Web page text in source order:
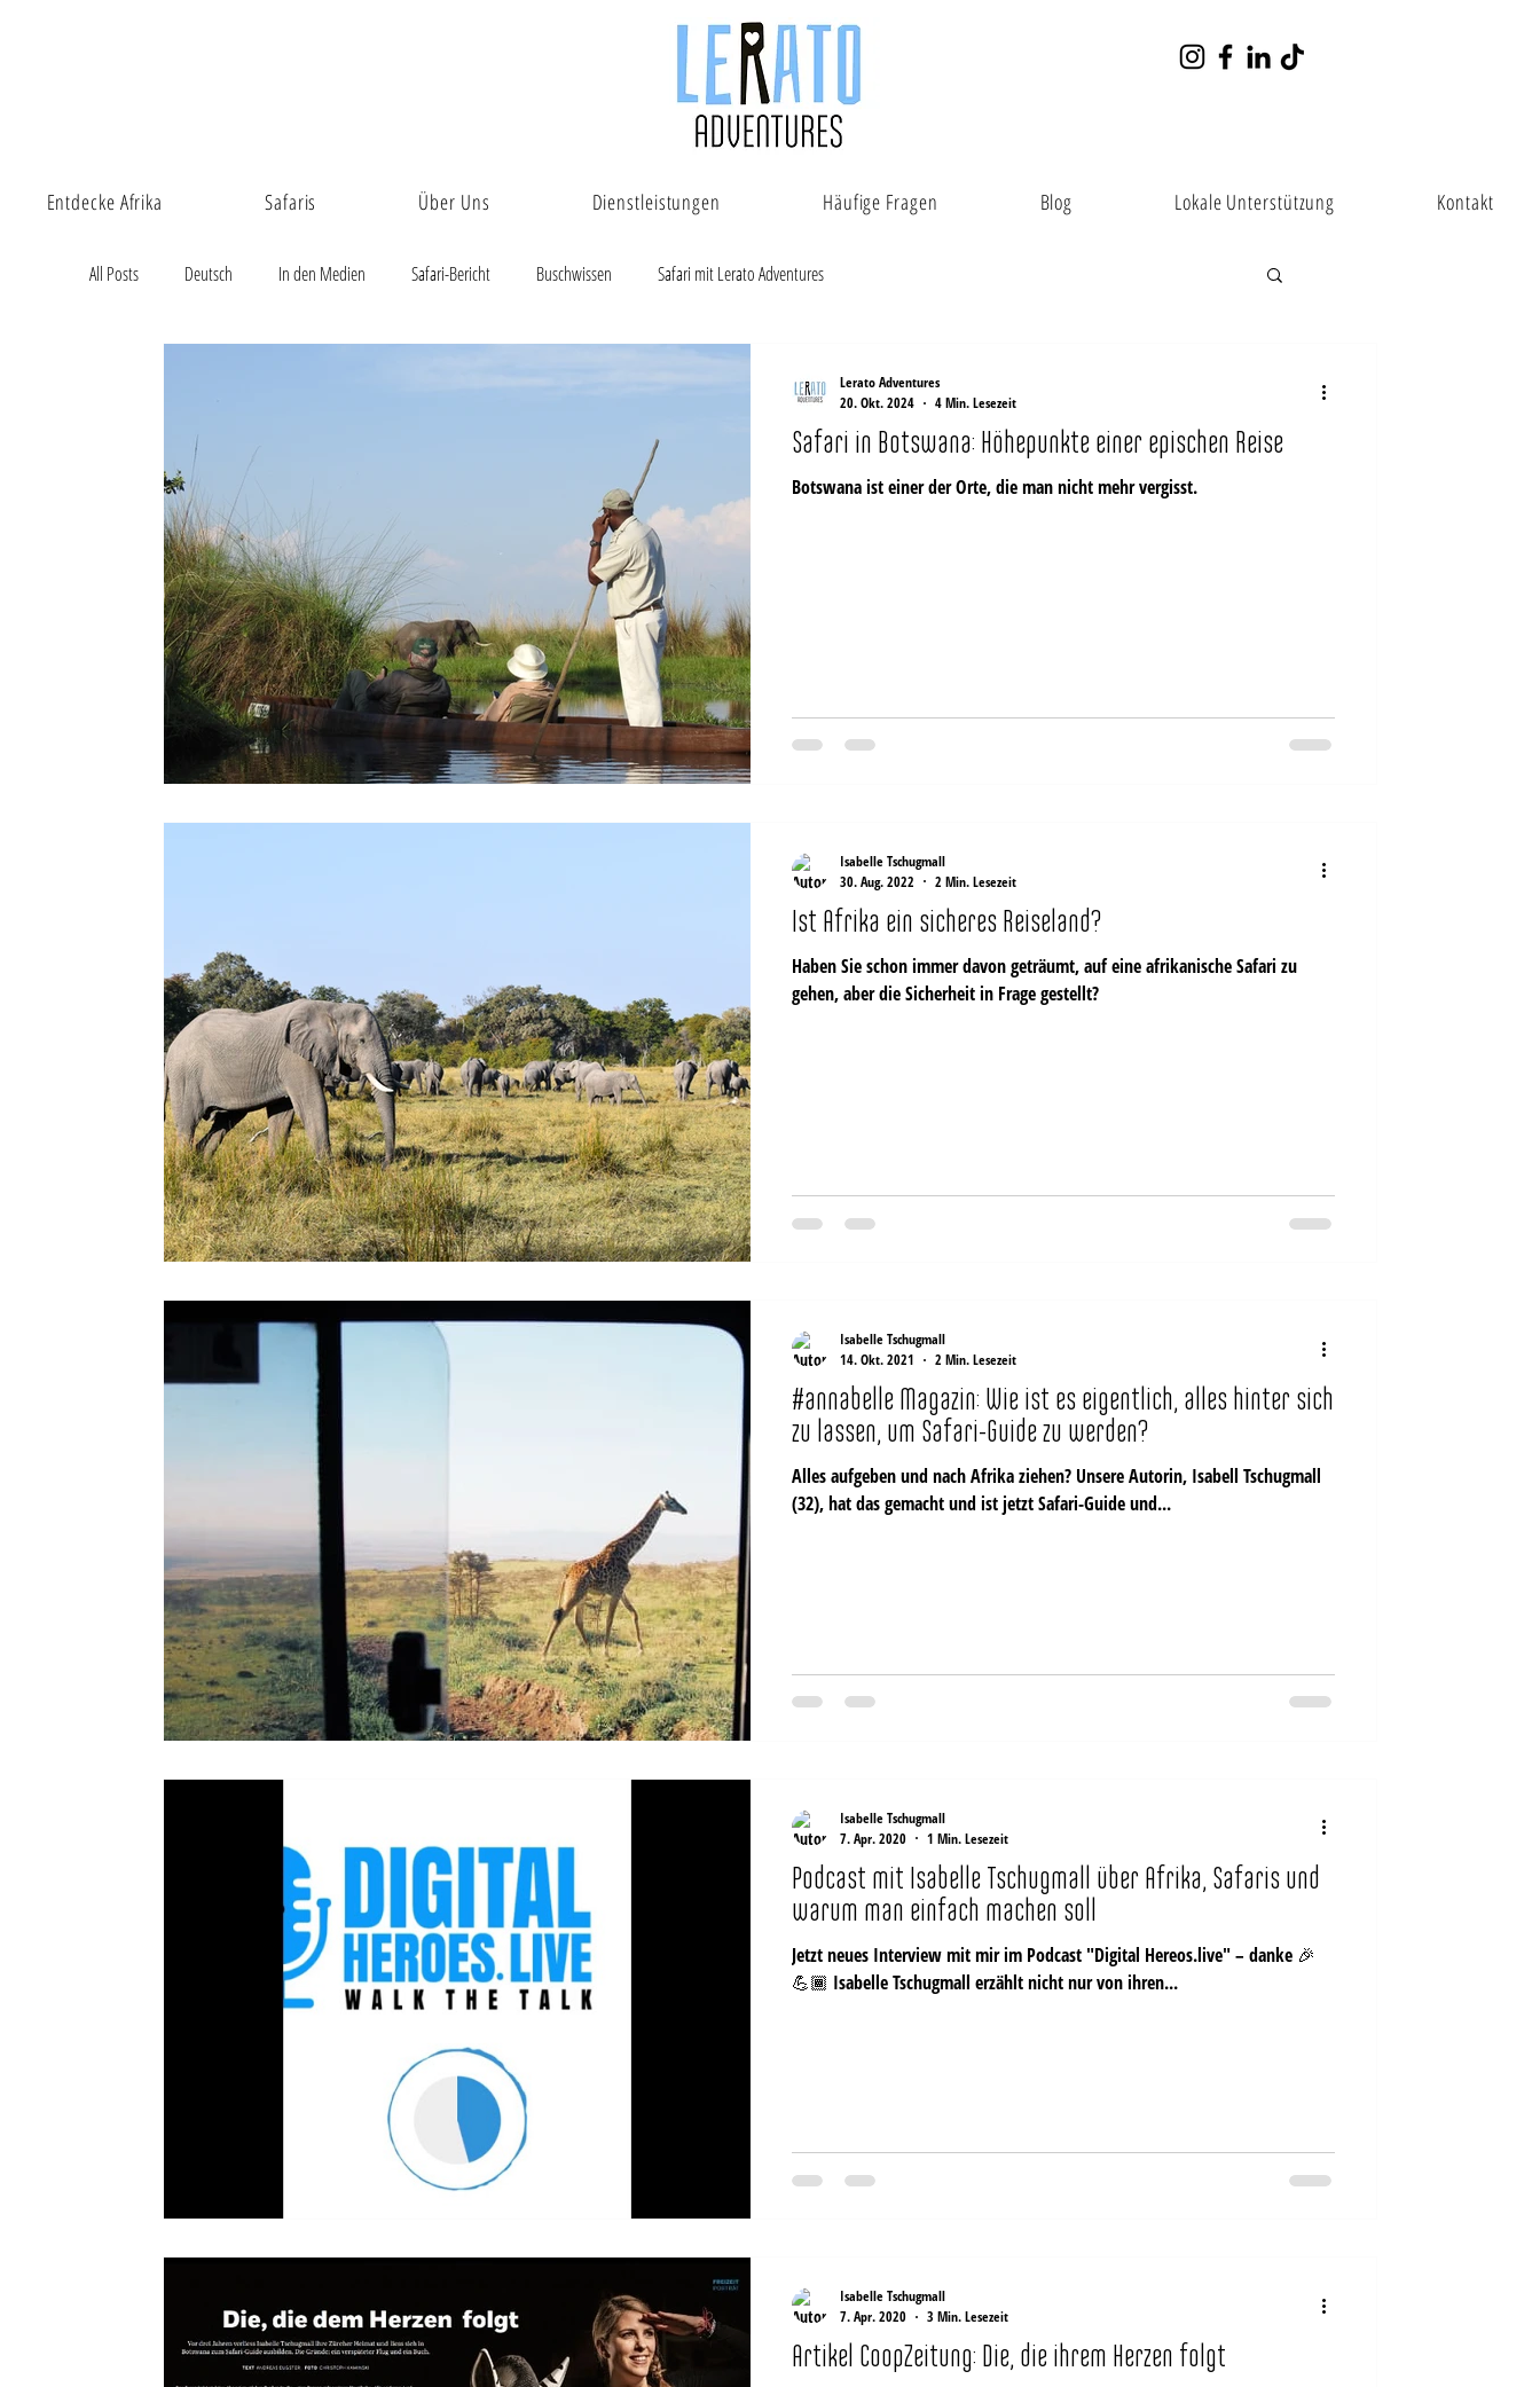
Entdecke Afrika Safaris Über Uns Dienstleistungen Häufige Fragen Blog Lokale Unterstützung Kontakt
All Posts Deutsch In den Medien Safari-Bericht Buschwissen Safari mit Lerato Adventures
Safari in Botswana: Höhepunkte einer epischen Reise
Botswana ist einer der Orte, die man nicht mehr vergisst.
Lerato Adventures
20. Okt. 2024
4 Min. Lesezeit
Ist Afrika ein sicheres Reiseland?
Haben Sie schon immer davon geträumt, auf eine afrikanische Safari zu
gehen, aber die Sicherheit in Frage gestellt?
Isabelle Tschugmall
30. Aug. 2022
2 Min. Lesezeit
#annabelle Magazin: Wie ist es eigentlich, alles hinter sich
zu lassen, um Safari-Guide zu werden?
Alles aufgeben und nach Afrika ziehen? Unsere Autorin, Isabell Tschugmall
(32), hat das gemacht und ist jetzt Safari-Guide und...
Isabelle Tschugmall
14. Okt. 2021
2 Min. Lesezeit
Podcast mit Isabelle Tschugmall über Afrika, Safaris und
warum man einfach machen soll
Jetzt neues Interview mit mir im Podcast "Digital Hereos.live" – danke 🎉
💪🏾 Isabelle Tschugmall erzählt nicht nur von ihren...
Isabelle Tschugmall
7. Apr. 2020
1 Min. Lesezeit
Artikel CoopZeitung: Die, die ihrem Herzen folgt
Isabelle Tschugmall
7. Apr. 2020
3 Min. Lesezeit